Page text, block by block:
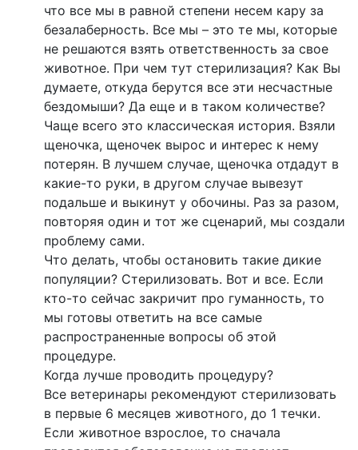
что все мы в равной степени несем кару за
безалаберность. Все мы – это те мы, которые
не решаются взять ответственность за свое
животное. При чем тут стерилизация? Как Вы
думаете, откуда берутся все эти несчастные
бездомыши? Да еще и в таком количестве?
Чаще всего это классическая история. Взяли
щеночка, щеночек вырос и интерес к нему
потерян. В лучшем случае, щеночка отдадут в
какие-то руки, в другом случае вывезут
подальше и выкинут у обочины. Раз за разом,
повторяя один и тот же сценарий, мы создали
проблему сами.
Что делать, чтобы остановить такие дикие
популяции? Стерилизовать. Вот и все. Если
кто-то сейчас закричит про гуманность, то
мы готовы ответить на все самые
распространенные вопросы об этой
процедуре.
Когда лучше проводить процедуру?
Все ветеринары рекомендуют стерилизовать
в первые 6 месяцев животного, до 1 течки.
Если животное взрослое, то сначала